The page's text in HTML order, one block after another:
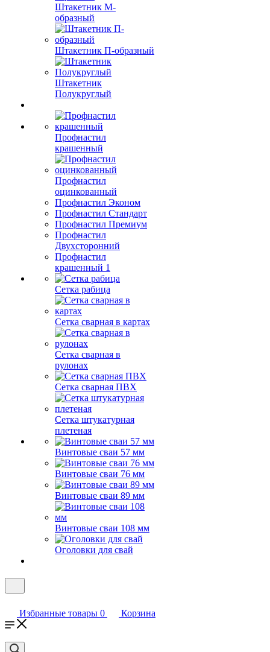
Штакетник М-
образный
Штакетник П-образный
Штакетник
Полукруглый
Профнастил
крашенный
Профнастил
оцинкованный
Профнастил Эконом
Профнастил Стандарт
Профнастил Премиум
Профнастил
Двухсторонний
Профнастил
крашенный 1
Сетка рабица
Сетка сварная в картах
Сетка сварная в
рулонах
Сетка сварная ПВХ
Сетка штукатурная
плетеная
Винтовые сваи 57 мм
Винтовые сваи 76 мм
Винтовые сваи 89 мм
Винтовые сваи 108 мм
Оголовки для свай
Избранные товары 0 Корзина